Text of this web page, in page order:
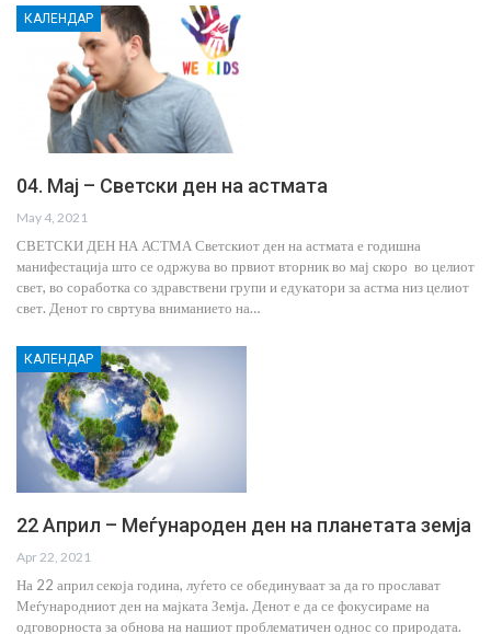
КАЛЕНДАР
04. Мај – Светски ден на астмата
May 4, 2021
СВЕТСКИ ДЕН НА АСТМА Светскиот ден на астмата е годишна
манифестација што се одржува во првиот вторник во мај скоро во целиот
свет, во соработка со здравствени групи и едукатори за астма низ целиот
свет. Денот го свртува вниманието на…
КАЛЕНДАР
22 Април – Меѓународен ден на планетата земја
Apr 22, 2021
На 22 април секоја година, луѓето се обединуваат за да го прослават
Меѓународниот ден на мајката Земја. Денот е да се фокусираме на
одговорноста за обнова на нашиот проблематичен однос со природата.